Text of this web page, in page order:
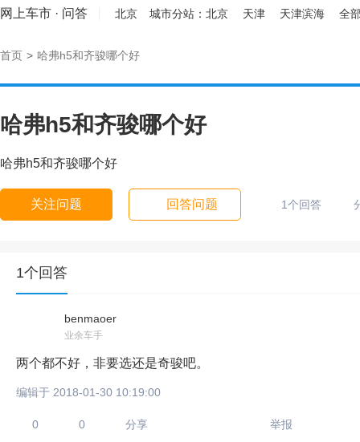
网上车市 · 问答 北京 城市分站： 北京 天津 天津滨海 全
首页 > 哈弗h5和齐骏哪个好
哈弗h5和齐骏哪个好
哈弗h5和齐骏哪个好
关注问题 回答问题 1个回答
1个回答
benmaoer
业余车手
两个都不好，非要选还是奇骏吧。
编辑于 2018-01-30 10:19:00
0 0 分享 举报